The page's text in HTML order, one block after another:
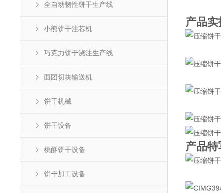
全自动韧性饼干生产线
小熊饼干注芯机
巧克力饼干浇注生产线
面团切块输送机
饼干机械
饼干设备
桃酥饼干设备
饼干加工设备
产品实
产品特